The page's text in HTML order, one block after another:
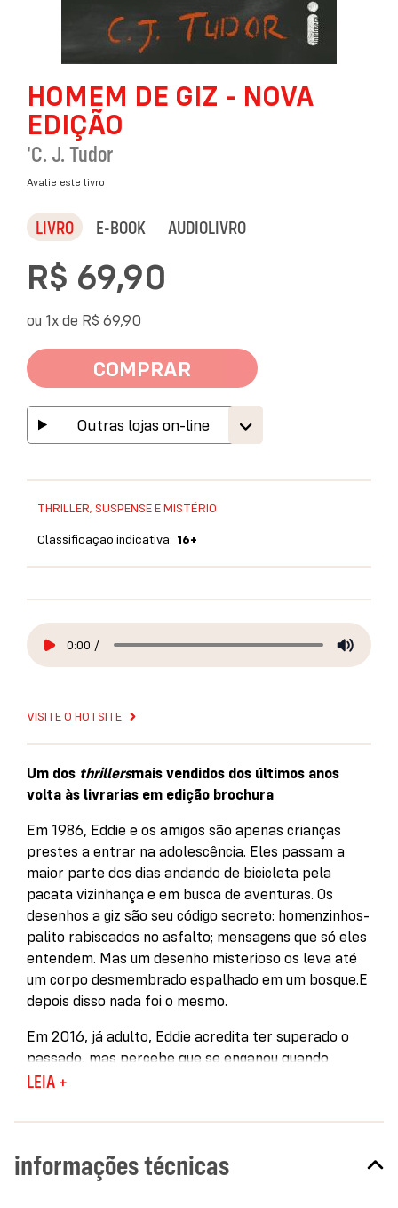
Galeria
HOMEM DE GIZ - NOVA
EDIÇÃO
'C. J. Tudor
Avalie este livro
LIVRO E-BOOK AUDIOLIVRO
COMPRAR
R$ 69,90
ou 1x de R$ 69,90
Outras lojas on-line
THRILLER, SUSPENSE E MISTÉRIO
Classificação indicativa: 16+
0:00 /
VISITE O HOTSITE
Um dos thrillersmais vendidos dos últimos anos
volta às livrarias em edição brochura
Em 1986, Eddie e os amigos são apenas crianças
prestes a entrar na adolescência. Eles passam a
maior parte dos dias andando de bicicleta pela
pacata vizinhança e em busca de aventuras. Os
desenhos a giz são seu código secreto: homenzinhos-
palito rabiscados no asfalto; mensagens que só eles
entendem. Mas um desenho misterioso os leva até
um corpo desmembrado espalhado em um bosque.E
depois disso nada foi o mesmo.
Em 2016, já adulto, Eddie acredita ter superado o
passado, mas percebe que se enganou quando
recebe uma carta com o desenho de um homem de
infância receberam a mesma mensagem, eles
aparecer morto.
LEIA +
informações técnicas